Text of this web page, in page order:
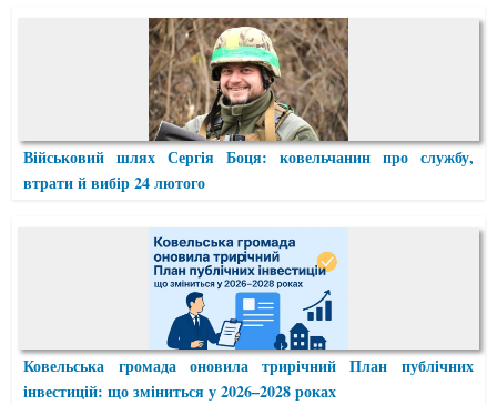
Військовий шлях Сергія Боця: ковельчанин про службу,
втрати й вибір 24 лютого
Ковельська громада оновила трирічний План публічних
інвестицій: що зміниться у 2026–2028 роках